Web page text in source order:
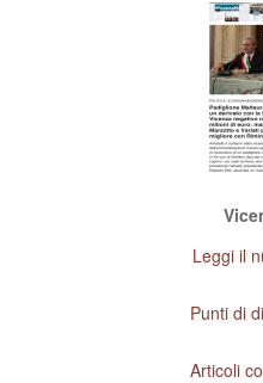
Leggi il
Punti di
Articoli